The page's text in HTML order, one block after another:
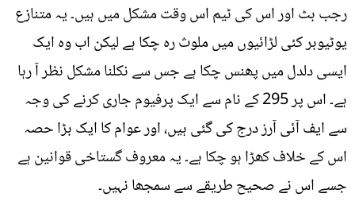
رجب بٹ اور اس کی ٹیم اس وقت مشکل میں ہیں۔ یہ متنازع
یوٹیوبر کئی لڑائیوں میں ملوث رہ چکا ہے لیکن اب وہ ایک
ایسی دلدل میں پھنس چکا ہے جس سے نکلنا مشکل نظر آ رہا
ہے۔ اس پر 295 کے نام سے ایک پرفیوم جاری کرنے کی وجہ
سے ایف آئی آرز درج کی گئی ہیں، اور عوام کا ایک بڑا حصہ
اس کے خلاف کھڑا ہو چکا ہے۔ یہ معروف گستاخی قوانین ہے
جسے اس نے صحیح طریقے سے سمجھا نہیں۔